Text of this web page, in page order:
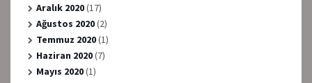
Aralık 2020(17)
Ağustos 2020(2)
Temmuz 2020(1)
Haziran 2020(7)
Mayıs 2020(1)